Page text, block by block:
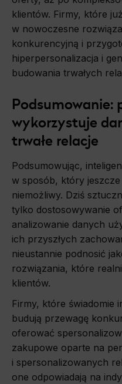
klientów. Firmy, które
w nowoczesne
konkurencyjną i
hiperpersonalizacja i
budowania trwałych
Podsumowanie:
wykorzystuje
trwałe relacje
Podsumowując,
w sposób, który jeszcze
niemożliwy. Dziś
tylko dostosowywanie
analizowanie danych
ich przyszłych
nieustannie podnosić
rozwiązania, które
klientów.
Firmy, które świadomie
budują przewagę
oferować
zakupowe oparte na
i spersonalizowanych
one odpowiadają na